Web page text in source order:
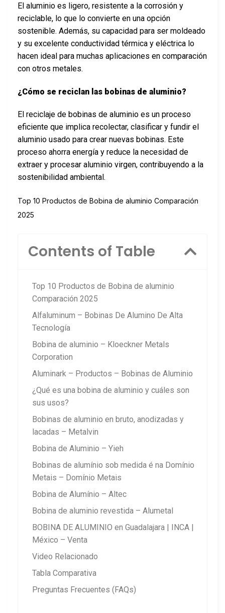
El aluminio es ligero, resistente a la corrosión y
reciclable, lo que lo convierte en una opción
sostenible. Además, su capacidad para ser moldeado
y su excelente conductividad térmica y eléctrica lo
hacen ideal para muchas aplicaciones en comparación
con otros metales.
¿Cómo se reciclan las bobinas de aluminio?
El reciclaje de bobinas de aluminio es un proceso
eficiente que implica recolectar, clasificar y fundir el
aluminio usado para crear nuevas bobinas. Este
proceso ahorra energía y reduce la necesidad de
extraer y procesar aluminio virgen, contribuyendo a la
sostenibilidad ambiental.
Top 10 Productos de Bobina de aluminio Comparación
2025
Contents of Table
Top 10 Productos de Bobina de aluminio
Comparación 2025
Alfaluminum – Bobinas De Alumino De Alta
Tecnología
Bobina de aluminio – Kloeckner Metals
Corporation
Aluminark – Productos – Bobinas de Aluminio
¿Qué es una bobina de aluminio y cuáles son
sus usos?
Bobinas de aluminio en bruto, anodizadas y
lacadas – Metalvin
Bobina de Aluminio – Yieh
Bobinas de alumínio sob medida é na Domínio
Metais – Domínio Metais
Bobina de Alumínio – Altec
Bobina de aluminio revestida – Alumetal
BOBINA DE ALUMINIO en Guadalajara | INCA |
México – Venta
Video Relacionado
Tabla Comparativa
Preguntas Frecuentes (FAQs)